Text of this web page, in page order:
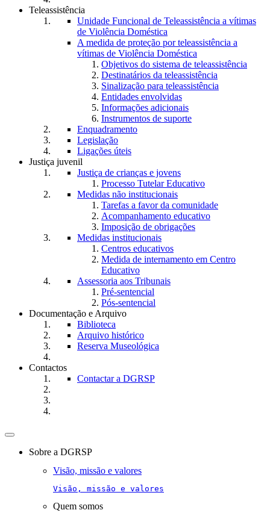
Teleassistência
Unidade Funcional de Teleassistência a vítimas
de Violência Doméstica
A medida de proteção por teleassistência a
vítimas de Violência Doméstica
Objetivos do sistema de teleassistência
Destinatários da teleassistência
Sinalização para teleassistência
Entidades envolvidas
Informações adicionais
Instrumentos de suporte
Enquadramento
Legislação
Ligações úteis
Justiça juvenil
Justiça de crianças e jovens
Processo Tutelar Educativo
Medidas não institucionais
Tarefas a favor da comunidade
Acompanhamento educativo
Imposição de obrigações
Medidas institucionais
Centros educativos
Medida de internamento em Centro
Educativo
Assessoria aos Tribunais
Pré-sentencial
Pós-sentencial
Documentação e Arquivo
Biblioteca
Arquivo histórico
Reserva Museológica
Contactos
Contactar a DGRSP
Toggle
navigationSobre a DGRSP
Visão, missão e valores
Visão, missão e valores
Quem somos